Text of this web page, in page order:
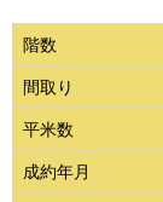
階数
間取り
平米数
成約年月